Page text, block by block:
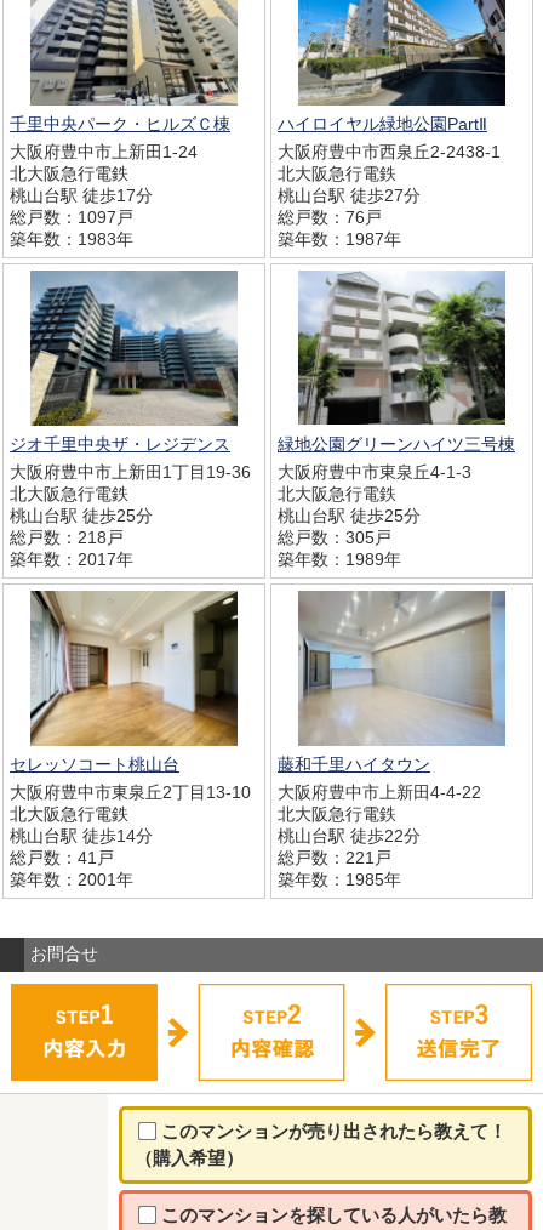
千里中央パーク・ヒルズＣ棟
大阪府豊中市上新田1-24
北大阪急行電鉄
桃山台駅 徒歩17分
総戸数：1097戸
築年数：1983年
ハイロイヤル緑地公園PartⅡ
大阪府豊中市西泉丘2-2438-1
北大阪急行電鉄
桃山台駅 徒歩27分
総戸数：76戸
築年数：1987年
ジオ千里中央ザ・レジデンス
大阪府豊中市上新田1丁目19-36
北大阪急行電鉄
桃山台駅 徒歩25分
総戸数：218戸
築年数：2017年
緑地公園グリーンハイツ三号棟
大阪府豊中市東泉丘4-1-3
北大阪急行電鉄
桃山台駅 徒歩25分
総戸数：305戸
築年数：1989年
セレッソコート桃山台
大阪府豊中市東泉丘2丁目13‐10
北大阪急行電鉄
桃山台駅 徒歩14分
総戸数：41戸
築年数：2001年
藤和千里ハイタウン
大阪府豊中市上新田4-4-22
北大阪急行電鉄
桃山台駅 徒歩22分
総戸数：221戸
築年数：1985年
お問合せ
このマンションが売り出されたら教えて！
（購入希望）
このマンションを探している人がいたら教